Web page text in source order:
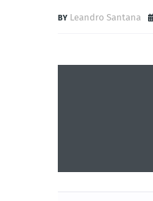
Leandro Santana